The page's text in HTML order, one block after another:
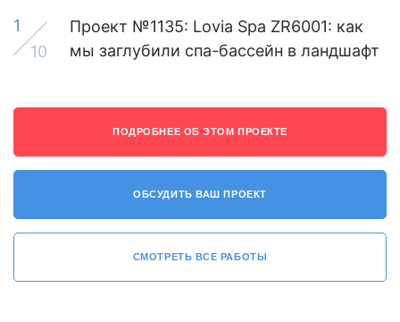
1
10
Проект №1135: Lovia Spa ZR6001: как
мы заглубили спа-бассейн в ландшафт
ПОДРОБНЕЕ ОБ ЭТОМ ПРОЕКТЕ
ОБСУДИТЬ ВАШ ПРОЕКТ
СМОТРЕТЬ ВСЕ РАБОТЫ